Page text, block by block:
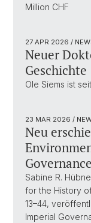
Million CHF
27 APR 2026 /
Neuer
Geschichte
Ole Siems ist
23 MAR 2026 /
Neu
Governance
Sabine R.
for the History
13–44,
Imperial